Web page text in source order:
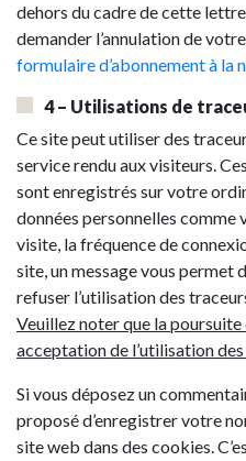
dehors du cadre de cette
demander l’annulation de
formulaire d’abonnement à la
4 – Utilisations de
Ce site peut utiliser des
service rendu aux visiteurs.
sont enregistrés sur votre
données personnelles comme
visite, la fréquence de
site, un message vous permet
refuser l’utilisation des
Veuillez noter que la
acceptation de l’utilisation
Si vous déposez un
proposé d’enregistrer votre
site web dans des cookies.